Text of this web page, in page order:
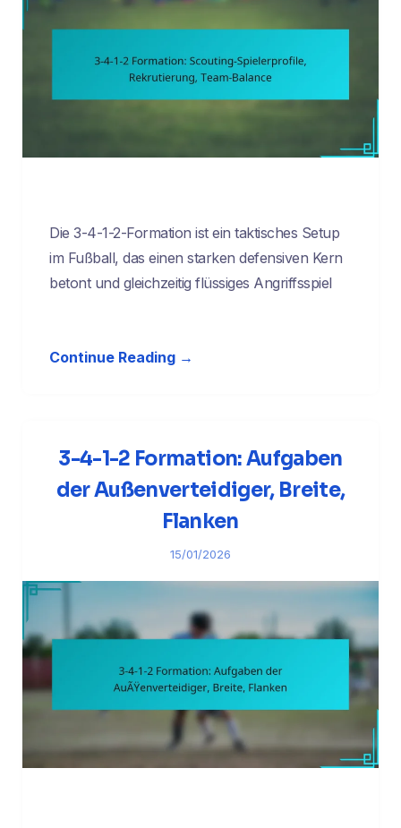
Die 3-4-1-2-Formation ist ein taktisches Setup
im Fußball, das einen starken defensiven Kern
betont und gleichzeitig flüssiges Angriffsspiel
Continue Reading →
3-4-1-2 Formation: Aufgaben
der Außenverteidiger, Breite,
Flanken
15/01/2026